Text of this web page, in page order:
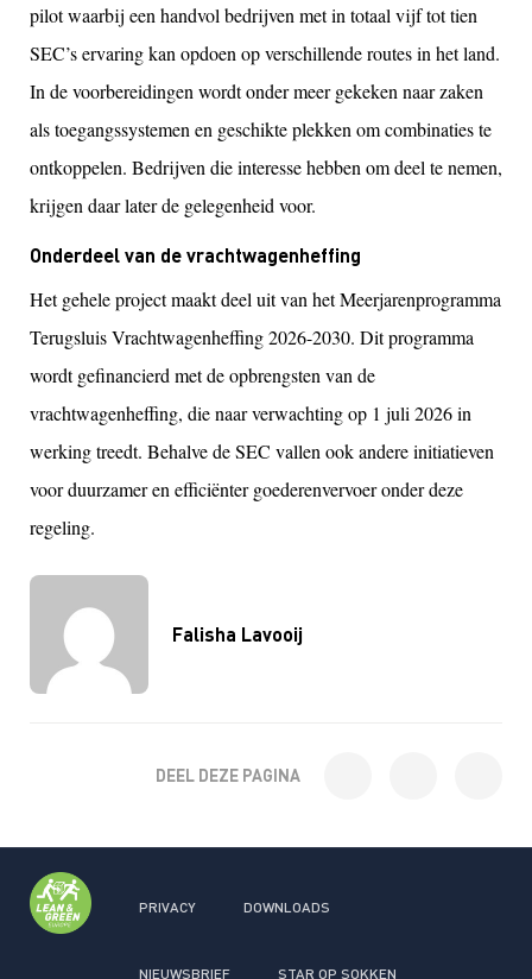
Falisha Lavooij
pilot waarbij een handvol bedrijven met in totaal vijf tot tien
SEC’s ervaring kan opdoen op verschillende routes in het land.
In de voorbereidingen wordt onder meer gekeken naar zaken
als toegangssystemen en geschikte plekken om combinaties te
ontkoppelen. Bedrijven die interesse hebben om deel te nemen,
krijgen daar later de gelegenheid voor.
Onderdeel van de vrachtwagenheffing
Het gehele project maakt deel uit van het Meerjarenprogramma
Terugsluis Vrachtwagenheffing 2026-2030. Dit programma
wordt gefinancierd met de opbrengsten van de
vrachtwagenheffing, die naar verwachting op 1 juli 2026 in
werking treedt. Behalve de SEC vallen ook andere initiatieven
voor duurzamer en efficiënter goederenvervoer onder deze
regeling.
DEEL DEZE PAGINA
PRIVACY DOWNLOADS
NIEUWSBRIEF STAR OP SOKKEN